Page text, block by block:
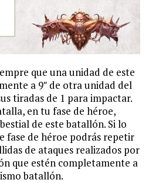
que una unidad de este
a 9″ de otra unidad del
tiradas de 1 para impactar.
en tu fase de héroe,
de este batallón. Si lo
fase de héroe podrás repetir
de ataques realizados por
que estén completamente a
batallón.